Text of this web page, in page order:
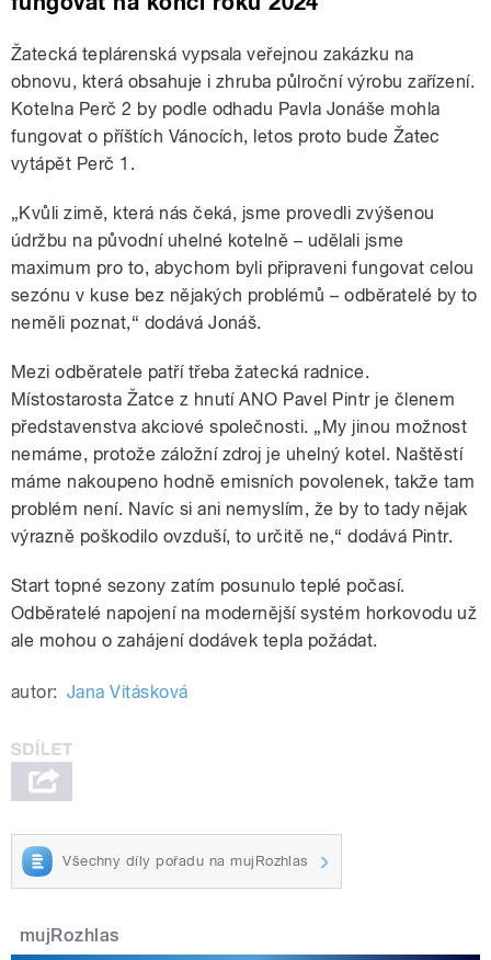
Žatecká teplárenská vypsala veřejnou zakázku na
obnovu, která obsahuje i zhruba půlroční výrobu zařízení.
Kotelna Perč 2 by podle odhadu Pavla Jonáše mohla
fungovat o příštích Vánocích, letos proto bude Žatec
vytápět Perč 1.
„Kvůli zimě, která nás čeká, jsme provedli zvýšenou
údržbu na původní uhelné kotelně – udělali jsme
maximum pro to, abychom byli připraveni fungovat celou
sezónu v kuse bez nějakých problémů – odběratelé by to
neměli poznat,“ dodává Jonáš.
Mezi odběratele patří třeba žatecká radnice.
Místostarosta Žatce z hnutí ANO Pavel Pintr je členem
představenstva akciové společnosti. „My jinou možnost
nemáme, protože záložní zdroj je uhelný kotel. Naštěstí
máme nakoupeno hodně emisních povolenek, takže tam
problém není. Navíc si ani nemyslím, že by to tady nějak
výrazně poškodilo ovzduší, to určitě ne,“ dodává Pintr.
Start topné sezony zatím posunulo teplé počasí.
Odběratelé napojení na modernější systém horkovodu už
ale mohou o zahájení dodávek tepla požádat.
autor: Jana Vitásková
Všechny díly pořadu na mujRozhlas
mujRozhlas